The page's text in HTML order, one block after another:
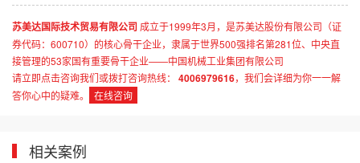
苏美达国际技术贸易有限公司 成立于1999年3月，是苏美达股份有限公司（证
券代码：600710）的核心骨干企业，隶属于世界500强排名第281位、中央直
接管理的53家国有重要骨干企业——中国机械工业集团有限公司
请立即点击咨询我们或拨打咨询热线：
4006979616，我们会详细为你一一解
答你心中的疑难。
在线咨询
相关案例